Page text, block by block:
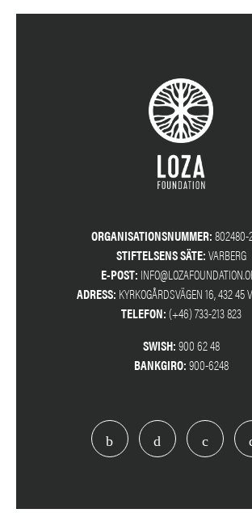
ORGANISATIONSNUMMER:802480-
STIFTELSENS SÄTE:VARBERG
E-POST:
ADRESS: KYRKOGÅRDSVÄGEN 16, 432 45
TELEFON:(+46) 733-213 823
SWISH:900 62 48
BANKGIRO:900-6248